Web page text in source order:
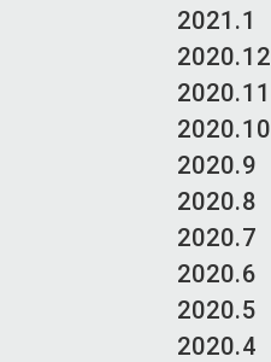
2021.1
2020.12
2020.11
2020.10
2020.9
2020.8
2020.7
2020.6
2020.5
2020.4